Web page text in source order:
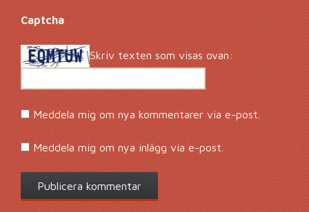
Captcha *
Skriv texten som visas ovan:
Meddela mig om nya kommentarer via e-post.
Meddela mig om nya inlägg via e-post.